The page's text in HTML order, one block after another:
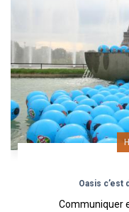
Oasis c’est
Communiquer